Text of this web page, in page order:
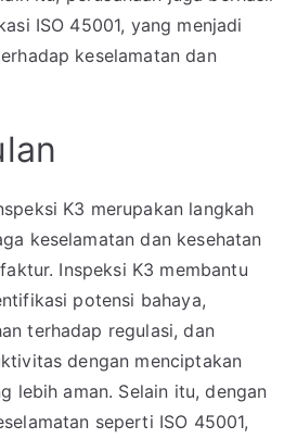
ISO 45001, yang menjadi
keselamatan dan
K3 merupakan langkah
keselamatan dan kesehatan
Inspeksi K3 membantu
potensi bahaya,
terhadap regulasi, dan
dengan menciptakan
lebih aman. Selain itu, dengan
seperti ISO 45001,